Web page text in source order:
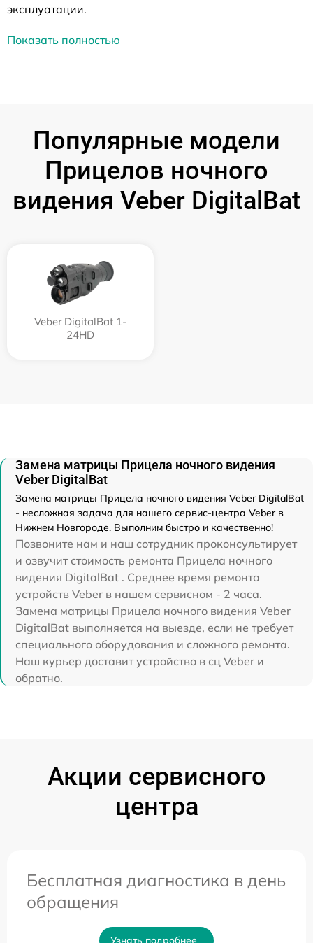
эксплуатации.
Показать полностью
Популярные модели
Прицелов ночного
видения Veber DigitalBat
Veber DigitalBat 1-
24HD
Замена матрицы Прицела ночного видения
Veber DigitalBat
Замена матрицы Прицела ночного видения Veber DigitalBat
- несложная задача для нашего сервис-центра Veber в
Нижнем Новгороде. Выполним быстро и качественно!
Позвоните нам и наш сотрудник проконсультирует
и озвучит стоимость ремонта Прицела ночного
видения DigitalBat . Среднее время ремонта
устройств Veber в нашем сервисном - 2 часа.
Замена матрицы Прицела ночного видения Veber
DigitalBat выполняется на выезде, если не требует
специального оборудования и сложного ремонта.
Наш курьер доставит устройство в сц Veber и
обратно.
Акции сервисного
центра
Бесплатная диагностика в день
обращения
Узнать подробнее